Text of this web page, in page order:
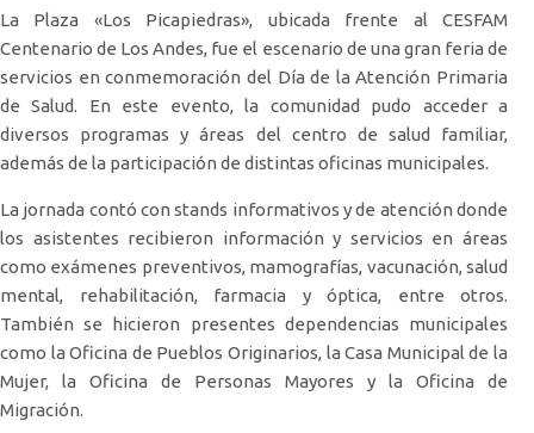
La Plaza «Los Picapiedras», ubicada frente al CESFAM
Centenario de Los Andes, fue el escenario de una gran feria de
servicios en conmemoración del Día de la Atención Primaria
de Salud. En este evento, la comunidad pudo acceder a
diversos programas y áreas del centro de salud familiar,
además de la participación de distintas oficinas municipales.
La jornada contó con stands informativos y de atención donde
los asistentes recibieron información y servicios en áreas
como exámenes preventivos, mamografías, vacunación, salud
mental, rehabilitación, farmacia y óptica, entre otros.
También se hicieron presentes dependencias municipales
como la Oficina de Pueblos Originarios, la Casa Municipal de la
Mujer, la Oficina de Personas Mayores y la Oficina de
Migración.